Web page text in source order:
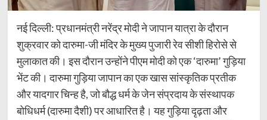
नई दिल्ली: प्रधानमंत्री नरेंद्र मोदी ने जापान यात्रा के दौरान
शुक्रवार को दारुमा-जी मंदिर के मुख्य पुजारी रेव सीशी हिरोसे से
मुलाकात की। इस दौरान उन्होंने पीएम मोदी को एक ‘दारुमा’ गुड़िया
भेंट की। दारुमा गुड़िया जापान का एक खास सांस्कृतिक प्रतीक
और यादगार चिन्ह है, जो बौद्ध धर्म के जेन संप्रदाय के संस्थापक
बोधिधर्म (दारुमा दैशी) पर आधारित है। यह गुड़िया दृढ़ता और